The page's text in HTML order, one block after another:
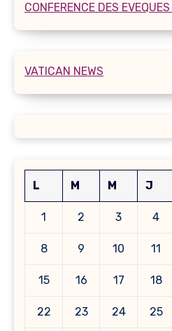
CONFERENCE DES
VATICAN NEWS
L M M J
1 2 3 4
8 9 10 11
15 16 17 18
22 23 24 25